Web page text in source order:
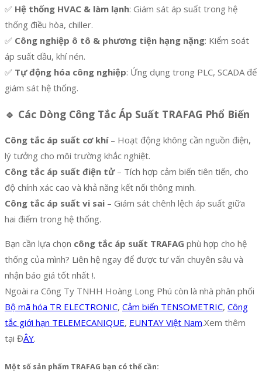
✅ Hệ thống HVAC & làm lạnh: Giám sát áp suất trong hệ
thống điều hòa, chiller.
✅ Công nghiệp ô tô & phương tiện hạng nặng: Kiểm soát
áp suất dầu, khí nén.
✅ Tự động hóa công nghiệp: Ứng dụng trong PLC, SCADA để
giám sát hệ thống.
🔹 Các Dòng Công Tắc Áp Suất TRAFAG Phổ Biến
Công tắc áp suất cơ khí– Hoạt động không cần nguồn điện,
lý tưởng cho môi trường khắc nghiệt.
Công tắc áp suất điện tử– Tích hợp cảm biến tiên tiến, cho
độ chính xác cao và khả năng kết nối thông minh.
Công tắc áp suất vi sai – Giám sát chênh lệch áp suất giữa
hai điểm trong hệ thống.
Bạn cần lựa chọn công tắc áp suất TRAFAG phù hợp cho hệ
thống của mình? Liên hệ ngay để được tư vấn chuyên sâu và
nhận báo giá tốt nhất !.
Ngoài ra Công Ty TNHH Hoàng Long Phú còn là nhà phân phối
Bộ mã hóa TR ELECTRONIC, Cảm biến TENSOMETRIC, Công
tắc giới hạn TELEMECANIQUE, EUNTAY Việt Nam.Xem thêm
tại ĐÂY.
Một số sản phẩm TRAFAG bạn có thể cần: